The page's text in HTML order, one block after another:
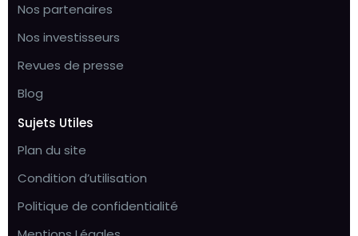
Nos partenaires
Nos investisseurs
Revues de presse
Blog
Sujets Utiles
Plan du site
Condition d’utilisation
Politique de confidentialité